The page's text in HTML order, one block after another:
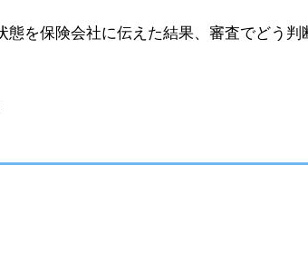
を保険会社に伝えた結果、審査でどう判